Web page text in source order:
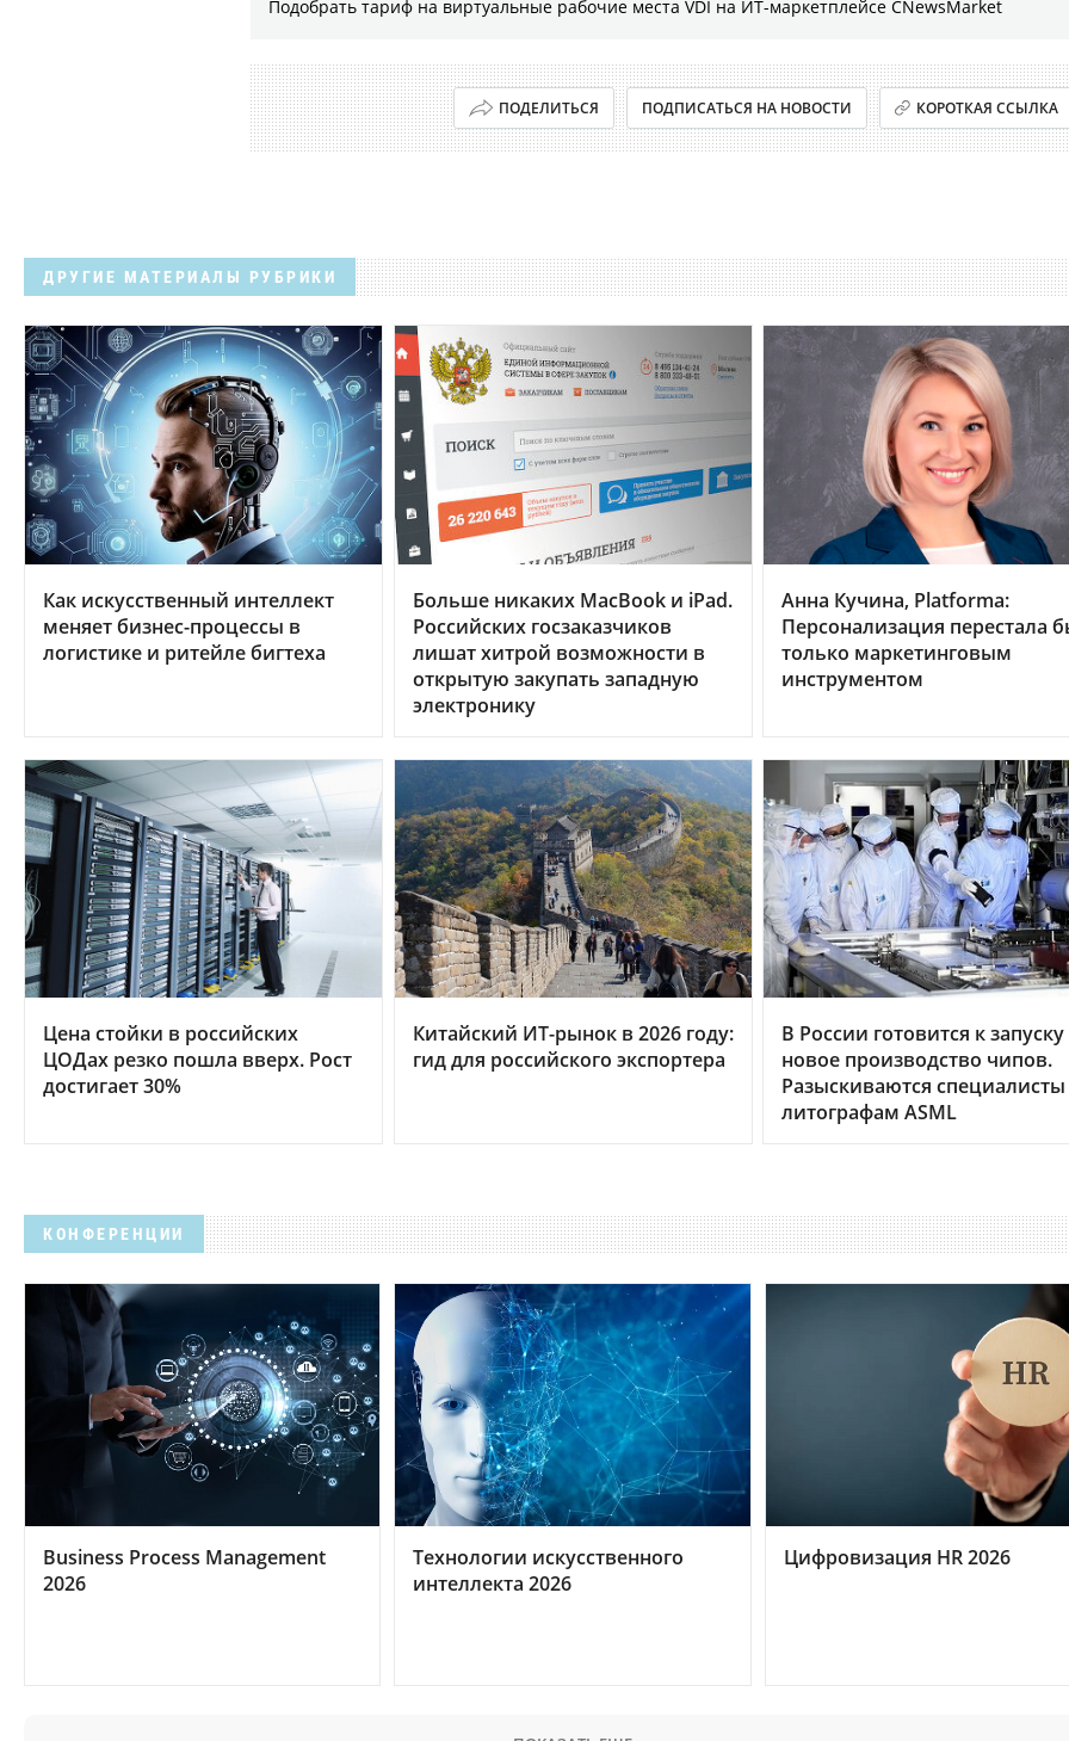
Подобрать тариф на виртуальные рабочие места VDI на ИТ-маркетплейсе CNewsMarket
ПОДЕЛИТЬСЯ ПОДПИСАТЬСЯ НА НОВОСТИ КОРОТКАЯ ССЫЛКА
ДРУГИЕ МАТЕРИАЛЫ РУБРИКИ
Как искусственный интеллект
меняет бизнес-процессы в
логистике и ритейле бигтеха
Больше никаких MacBook и iPad.
Российских госзаказчиков
лишат хитрой возможности в
открытую закупать западную
электронику
Анна Кучина, Platforma:
Персонализация перестала
только маркетинговым
инструментом
Цена стойки в российских
ЦОДах резко пошла вверх. Рост
достигает 30%
Китайский ИТ-рынок в 2026 году:
гид для российского экспортера
В России готовится к запуску
новое производство чипов.
Разыскиваются
литографам ASML
КОНФЕРЕНЦИИ
Business Process Management
2026
Технологии искусственного
интеллекта 2026
Цифровизация HR 2026